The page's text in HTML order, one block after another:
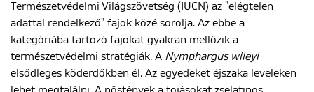
Természetvédelmi Világszövetség (IUCN) az "elégtelen
adattal rendelkező" fajok közé sorolja. Az ebbe a
kategóriába tartozó fajokat gyakran mellőzik a
természetvédelmi stratégiák. A Nymphargus wileyi
elsődleges köderdőkben él. Az egyedeket éjszaka leveleken